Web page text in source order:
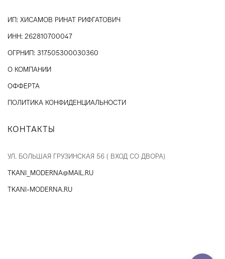
ИП: ХИСАМОВ РИНАТ РИФГАТОВИЧ
ИНН: 262810700047
ОГРНИП: 317505300030360
О КОМПАНИИ
ОФФЕРТА
ПОЛИТИКА КОНФИДЕНЦИАЛЬНОСТИ
КОНТАКТЫ
УЛ. БОЛЬШАЯ ГРУЗИНСКАЯ 56 ( ВХОД СО ДВОРА)
TKANI_MODERNA@MAIL.RU
TKANI-MODERNA.RU